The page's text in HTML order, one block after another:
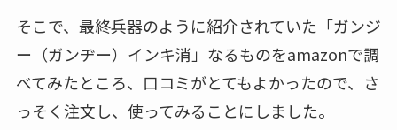
そこで、最終兵器のように紹介されていた「ガンジ
ー（ガンヂー）インキ消」なるものをamazonで調
べてみたところ、口コミがとてもよかったので、さ
っそく注文し、使ってみることにしました。